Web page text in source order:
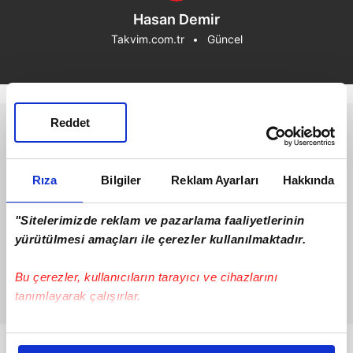
Rıza Bilgiler Reklam Ayarları Hakkında
"Sitelerimizde reklam ve pazarlama faaliyetlerinin
yürütülmesi amaçları ile çerezler kullanılmaktadır.
Bu çerezler, kullanıcıların tarayıcı ve cihazlarını
tanımlayarak çalışırlar.
Bu çerezlere izin vermeniz halinde sizlere özel
Reddet
Hasan Demir
Takvim.com.tr Güncel